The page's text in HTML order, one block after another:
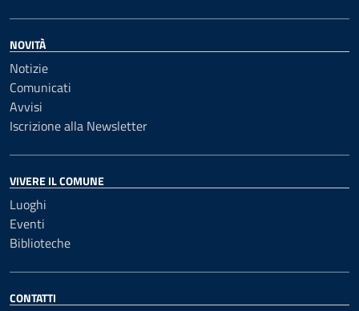
NOVITÀ
Notizie
Comunicati
Avvisi
Iscrizione alla Newsletter
VIVERE IL COMUNE
Luoghi
Eventi
Biblioteche
CONTATTI